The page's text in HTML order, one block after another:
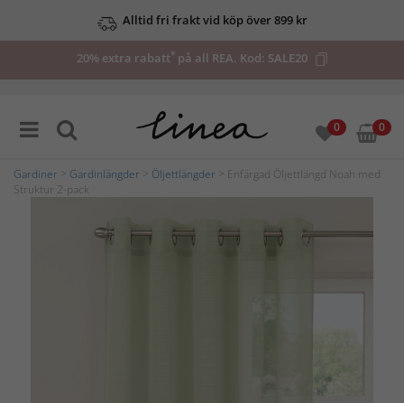
Alltid fri frakt vid köp över 899 kr
20% extra rabatt*på all REA. Kod: SALE20
0 0
Gardiner Gardinlängder Öljettlängder > Enfärgad Öljettlängd Noah med
Struktur 2-pack